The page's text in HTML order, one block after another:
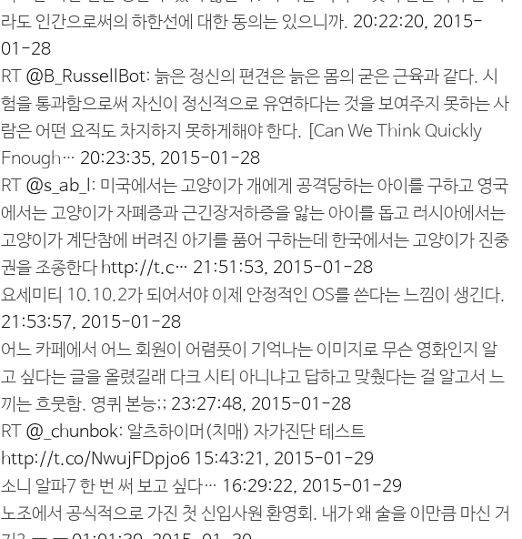
라도 인간으로써의 하한선에 대한 동의는 있으니까. 20:22:20, 2015-
01-28
RT @B_RussellBot: 늙은 정신의 편견은 늙은 몸의 굳은 근육과 같다. 시
험을 통과함으로써 자신이 정신적으로 유연하다는 것을 보여주지 못하는 사
람은 어떤 요직도 차지하지 못하게해야 한다. [Can We Think Quickly
Enough… 20:23:35, 2015-01-28
RT @s_ab_l: 미국에서는 고양이가 개에게 공격당하는 아이를 구하고 영국
에서는 고양이가 자폐증과 근긴장저하증을 앓는 아이를 돕고 러시아에서는
고양이가 계단참에 버려진 아기를 품어 구하는데 한국에서는 고양이가 진중
권을 조종한다 http://t.c… 21:51:53, 2015-01-28
요세미티 10.10.2가 되어서야 이제 안정적인 OS를 쓴다는 느낌이 생긴다.
21:53:57, 2015-01-28
어느 카페에서 어느 회원이 어렴풋이 기억나는 이미지로 무슨 영화인지 알
고 싶다는 글을 올렸길래 다크 시티 아니냐고 답하고 맞췄다는 걸 알고서 느
끼는 흐뭇함. 영퀴 본능;; 23:27:48, 2015-01-28
RT @_chunbok: 알츠하이머(치매) 자가진단 테스트
http://t.co/NwujFDpjo6 15:43:21, 2015-01-29
소니 알파7 한 번 써 보고 싶다… 16:29:22, 2015-01-29
노조에서 공식적으로 가진 첫 신입사원 환영회. 내가 왜 술을 이만큼 마신 거